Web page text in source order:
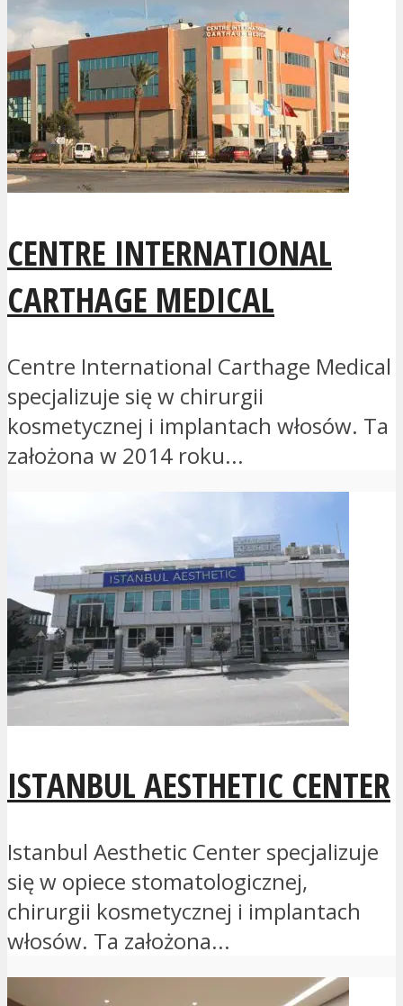
CENTRE INTERNATIONAL
CARTHAGE MEDICAL
Centre International Carthage Medical
specjalizuje się w chirurgii
kosmetycznej i implantach włosów. Ta
założona w 2014 roku...
ISTANBUL AESTHETIC CENTER
Istanbul Aesthetic Center specjalizuje
się w opiece stomatologicznej,
chirurgii kosmetycznej i implantach
włosów. Ta założona...